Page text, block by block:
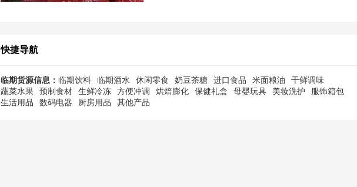
快捷导航
临期货源信息： 临期饮料 临期酒水 休闲零食 奶豆茶糖 进口食品 米面粮油
干鲜调味
蔬菜水果 预制食材 生鲜冷冻 方便冲调 烘焙膨化 保健礼盒 母婴玩具 美妆洗护
服饰箱包
生活用品
数码电器 厨房用品 其他产品